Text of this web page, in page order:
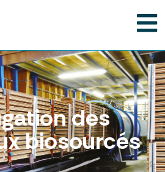
des
biosourcés